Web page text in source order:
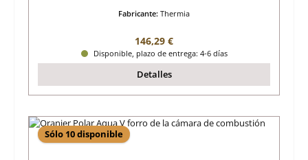
Fabricante: Thermia
Precio normal:
146,29 €
Disponible, plazo de entrega: 4-6 días
Detalles
Sólo 10 disponible